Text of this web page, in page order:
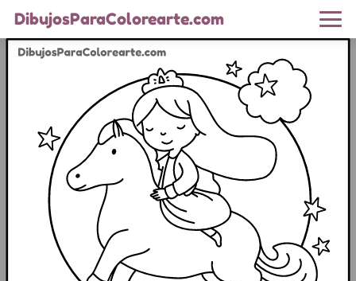
DibujosParaColorearte.com